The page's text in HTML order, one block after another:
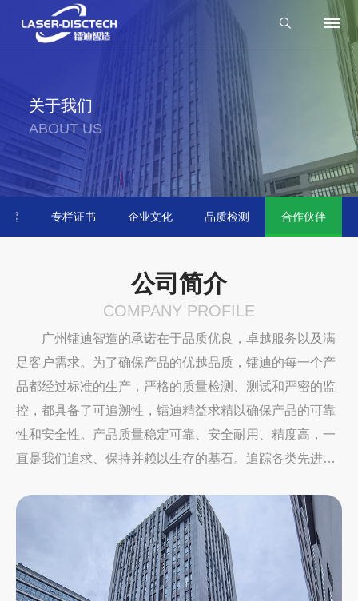
关于我们
ABOUT US
程 专栏证书 企业文化 品质检测 合作伙伴
公司简介
COMPANY PROFILE
广州镭迪智造的承诺在于品质优良，卓越服务以及满
足客户需求。为了确保产品的优越品质，镭迪的每一个产
品都经过标准的生产，严格的质量检测、测试和严密的监
控，都具备了可追溯性，镭迪精益求精以确保产品的可靠
性和安全性。产品质量稳定可靠、安全耐用、精度高，一
直是我们追求、保持并赖以生存的基石。追踪各类先进技